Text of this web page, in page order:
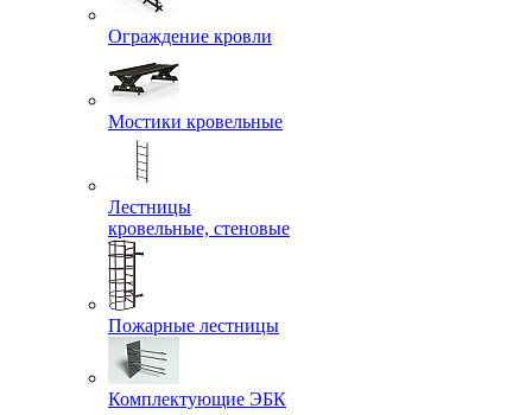
Ограждение кровли
Мостики кровельные
Лестницы
кровельные, стеновые
Пожарные лестницы
Комплектующие ЭБК